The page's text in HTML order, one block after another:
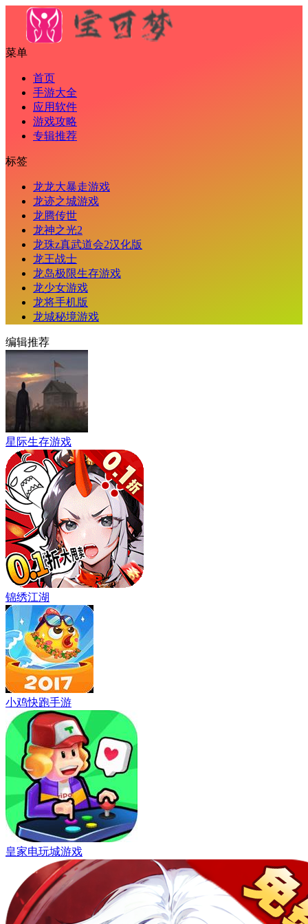
菜单
首页
手游大全
应用软件
游戏攻略
专辑推荐
标签
龙龙大暴走游戏
龙迹之城游戏
龙腾传世
龙神之光2
龙珠z真武道会2汉化版
龙王战士
龙岛极限生存游戏
龙少女游戏
龙将手机版
龙城秘境游戏
编辑推荐
星际生存游戏
锦绣江湖
小鸡快跑手游
皇家电玩城游戏